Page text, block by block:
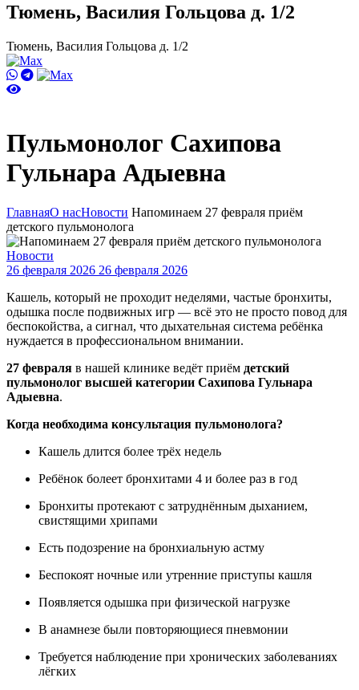
Тюмень, Василия Гольцова д. 1/2
Тюмень, Василия Гольцова д. 1/2
Пульмонолог Сахипова
Гульнара Адыевна
ГлавнаяО насНовости Напоминаем 27 февраля приём
детского пульмонолога
Новости
26 февраля 2026 26 февраля 2026
Кашель, который не проходит неделями, частые бронхиты,
одышка после подвижных игр — всё это не просто повод для
беспокойства, а сигнал, что дыхательная система ребёнка
нуждается в профессиональном внимании.
27 февраля в нашей клинике ведёт приём детский
пульмонолог высшей категории Сахипова Гульнара
Адыевна.
Когда необходима консультация пульмонолога?
Кашель длится более трёх недель
Ребёнок болеет бронхитами 4 и более раз в год
Бронхиты протекают с затруднённым дыханием,
свистящими хрипами
Есть подозрение на бронхиальную астму
Беспокоят ночные или утренние приступы кашля
Появляется одышка при физической нагрузке
В анамнезе были повторяющиеся пневмонии
Требуется наблюдение при хронических заболеваниях
лёгких